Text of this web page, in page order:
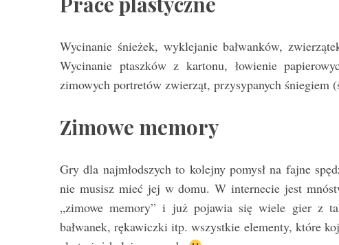
Wycinanie śnieżek, wyklejanie bałwanków,
Wycinanie ptaszków z kartonu, łowienie
zimowych portretów zwierząt, przysypanych śniegiem
Zimowe memory
Gry dla najmłodszych to kolejny pomysł na fajne
nie musisz mieć jej w domu. W internecie jest
„zimowe memory” i już pojawia się wiele gier z
bałwanek, rękawiczki itp. wszystkie elementy, które